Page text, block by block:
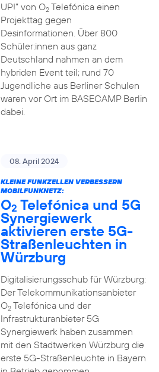
UP!” von O2Telefónica einen
Projekttag gegen
Desinformationen. Über 800
Schüler:innen aus ganz
Deutschland nahmen an dem
hybriden Event teil; rund 70
Jugendliche aus Berliner Schulen
waren vor Ort im BASECAMP Berlin
dabei.
08. April 2024
KLEINE FUNKZELLEN VERBESSERN
MOBILFUNKNETZ:
O2 Telefónica und 5G
Synergiewerk
aktivieren erste 5G-
Straßenleuchten in
Würzburg
Digitalisierungsschub für Würzburg:
Der Telekommunikationsanbieter
O2Telefónica und der
Infrastrukturanbieter 5G
Synergiewerk haben zusammen
mit den Stadtwerken Würzburg die
erste 5G-Straßenleuchte in Bayern